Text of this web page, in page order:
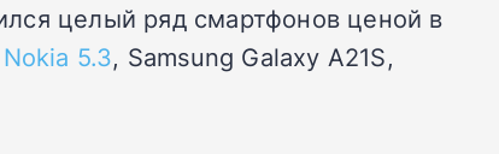
целый ряд смартфонов ценой в
Nokia 5.3, Samsung Galaxy A21S,